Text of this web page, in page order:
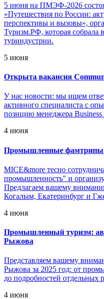
5 июня на ПМЭФ-2026
«Путешествия по России:
перспективы и вызовы»,
Туризм.РФ, которая собрала
туриндустрии.
5 июня
Открыта вакансия
У нас новости: мы ищем
активного специалиста с
позицию менеджера
4 июня
Промышленные фамтрипы
MICE&more тесно
промышленность" и
Предлагаем вашему
Когалым, Екатеринбург и
4 июня
Промышленный туризм:
Рыжова
Представляем вашему
Рыжова за 2025 год: от
до подробностей отдельных
4 июня